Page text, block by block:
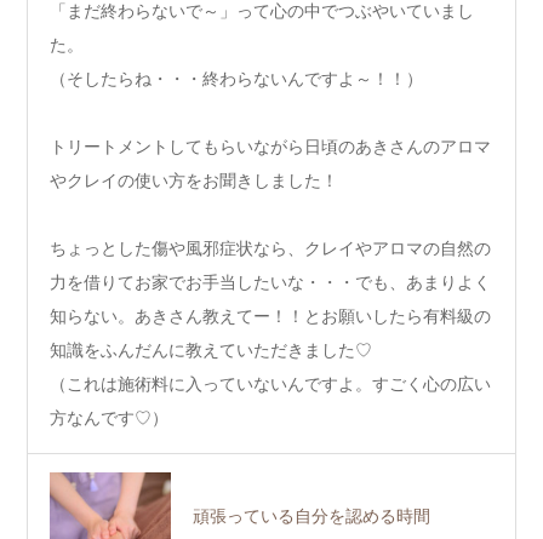
「まだ終わらないで～」って心の中でつぶやいていまし
た。
（そしたらね・・・終わらないんですよ～！！）
トリートメントしてもらいながら日頃のあきさんのアロマ
やクレイの使い方をお聞きしました！
ちょっとした傷や風邪症状なら、クレイやアロマの自然の
力を借りてお家でお手当したいな・・・でも、あまりよく
知らない。あきさん教えてー！！とお願いしたら有料級の
知識をふんだんに教えていただきました♡
（これは施術料に入っていないんですよ。すごく心の広い
方なんです♡）
頑張っている自分を認める時間